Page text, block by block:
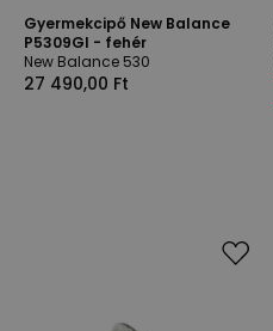
Gyermekcipő New Balance
P5309GI - fehér
New Balance 530
27 490,00 Ft